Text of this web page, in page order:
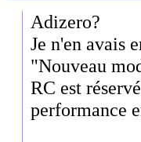
Adizero?
Je n'en avais
"Nouveau
RC est
performance